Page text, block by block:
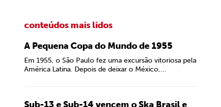
conteúdos mais lidos
A Pequena Copa do Mundo de 1955
Em 1955, o São Paulo fez uma excursão vitoriosa pela
América Latina. Depois de deixar o México,...
Sub-13 e Sub-14 vencem o Ska Brasil e